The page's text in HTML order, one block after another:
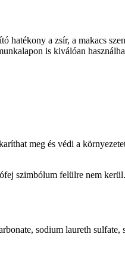
hatékony a zsír, a makacs
is kiválóan
meg és védi a
szimbólum felülre nem
sodium laureth